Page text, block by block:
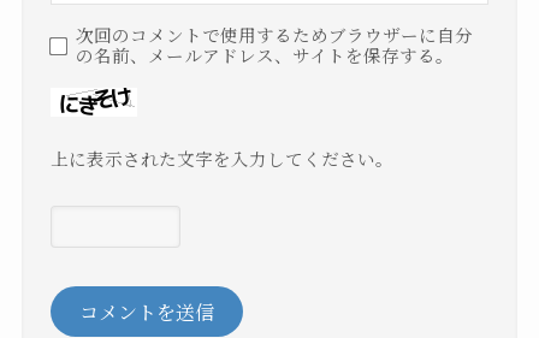
次回のコメントで使用するためブラウザーに自分
の名前、メールアドレス、サイトを保存する。
上に表示された文字を入力してください。